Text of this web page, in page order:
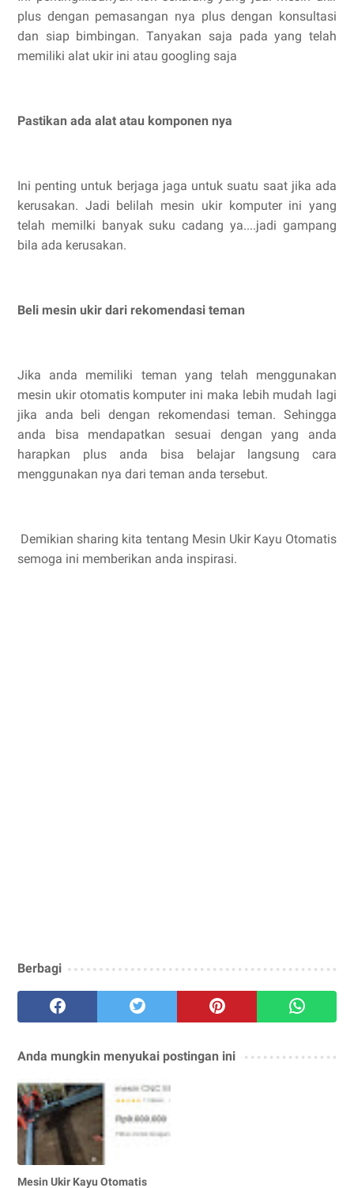
plus dengan pemasangan nya plus dengan konsultasi
dan siap bimbingan. Tanyakan saja pada yang telah
memiliki alat ukir ini atau googling saja
Pastikan ada alat atau komponen nya
Ini penting untuk berjaga jaga untuk suatu saat jika ada
kerusakan. Jadi belilah mesin ukir komputer ini yang
telah memilki banyak suku cadang ya....jadi gampang
bila ada kerusakan.
Beli mesin ukir dari rekomendasi teman
Jika anda memiliki teman yang telah menggunakan
mesin ukir otomatis komputer ini maka lebih mudah lagi
jika anda beli dengan rekomendasi teman. Sehingga
anda bisa mendapatkan sesuai dengan yang anda
harapkan plus anda bisa belajar langsung cara
menggunakan nya dari teman anda tersebut.
Demikian sharing kita tentang Mesin Ukir Kayu Otomatis
semoga ini memberikan anda inspirasi.
Berbagi
Anda mungkin menyukai postingan ini
Mesin Ukir Kayu Otomatis